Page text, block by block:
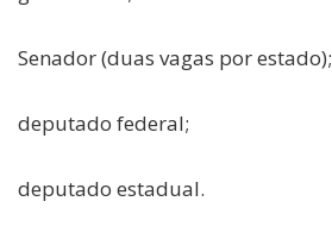
Senador (duas vagas por estado);
deputado federal;
deputado estadual.